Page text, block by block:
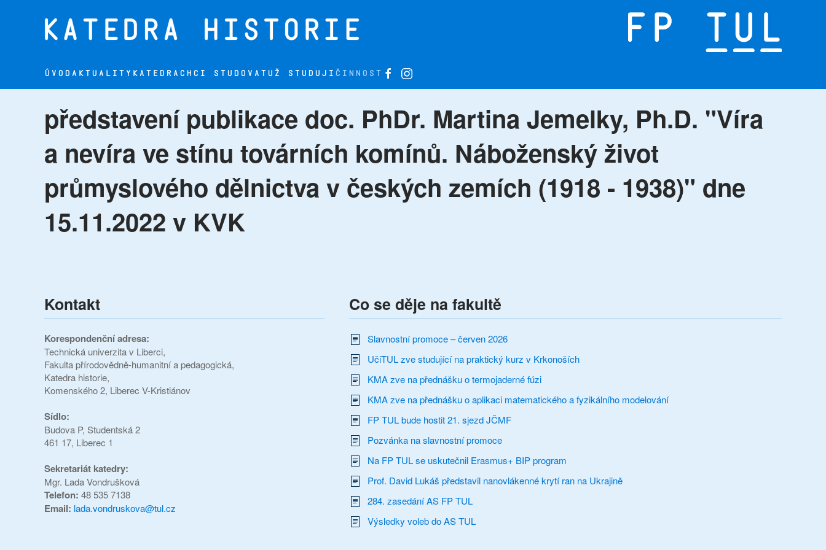
Přejít na hlavní obsah
ÚVOD AKTUALITY KATEDRA CHCI STUDOVATUŽ STUDUJI ČINNOST
představení publikace doc. PhDr. Martina Jemelky, Ph.D. "Víra
a nevíra ve stínu továrních komínů. Náboženský život
průmyslového dělnictva v českých zemích (1918 - 1938)" dne
15.11.2022 v KVK
Kontakt
Korespondenční adresa:
Technická univerzita v Liberci,
Fakulta přírodovědně-humanitní a pedagogická,
Katedra historie,
Komenského 2, Liberec V-Kristiánov
Sídlo:
Budova P, Studentská 2
461 17, Liberec 1
Sekretariát katedry:
Mgr. Lada Vondrušková
Telefon: 48 535 7138
Email: lada.vondruskova@tul.cz
Co se děje na fakultě
Slavnostní promoce – červen 2026
UčiTUL zve studující na praktický kurz v Krkonoších
KMA zve na přednášku o termojaderné fúzi
KMA zve na přednášku o aplikaci matematického a fyzikálního modelování
FP TUL bude hostit 21. sjezd JČMF
Pozvánka na slavnostní promoce
Na FP TUL se uskutečnil Erasmus+ BIP program
Prof. David Lukáš představil nanovlákenné krytí ran na Ukrajině
284. zasedání AS FP TUL
Výsledky voleb do AS TUL